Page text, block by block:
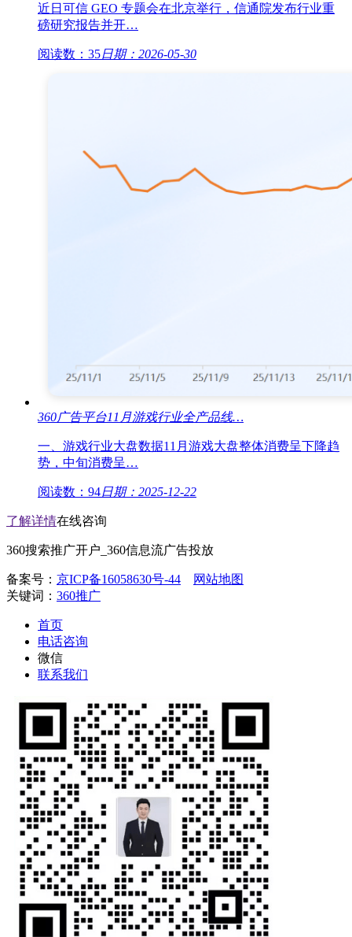
近日可信 GEO 专题会在北京举行，信通院发布行业重
磅研究报告并开…
阅读数：35日期：2026-05-30
360广告平台11月游戏行业全产品线…
一、游戏行业大盘数据11月游戏大盘整体消费呈下降趋
势，中旬消费呈…
阅读数：94日期：2025-12-22
了解详情在线咨询
360搜索推广开户_360信息流广告投放
备案号： 京ICP备16058630号-44
网站地图
关键词： 360推广
首页
电话咨询
微信
联系我们